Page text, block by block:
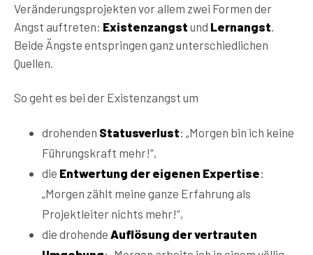
Veränderungsprojekten vor allem zwei Formen der
Angst auftreten: Existenzangst und Lernangst
Beide Ängste entspringen ganz unterschiedlichen
Quellen.
So geht es bei der Existenzangst um
drohenden Statusverlust: „Morgen bin ich keine
Führungskraft mehr!“,
die Entwertung der eigenen Expertise:
„Morgen zählt meine ganze Erfahrung als
Projektleiter nichts mehr!“,
die drohende Auflösung der vertrauten